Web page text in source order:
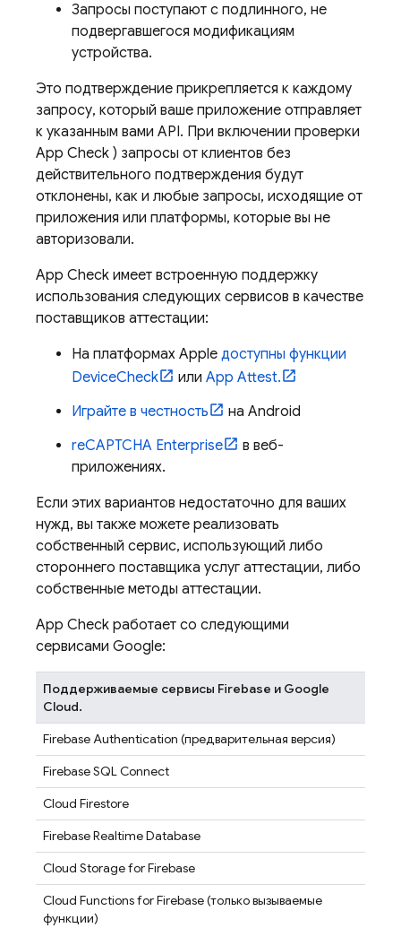
Запросы поступают с подлинного, не
подвергавшегося модификациям
устройства.
Это подтверждение прикрепляется к каждому
запросу, который ваше приложение отправляет
к указанным вами API. При включении проверки
App Check ) запросы от клиентов без
действительного подтверждения будут
отклонены, как и любые запросы, исходящие от
приложения или платформы, которые вы не
авторизовали.
App Check имеет встроенную поддержку
использования следующих сервисов в качестве
поставщиков аттестации:
На платформах Apple доступны функции
DeviceCheck
или App Attest.
Играйте в честность
на Android
reCAPTCHA Enterprise
в веб-
приложениях.
Если этих вариантов недостаточно для ваших
нужд, вы также можете реализовать
собственный сервис, использующий либо
стороннего поставщика услуг аттестации, либо
собственные методы аттестации.
App Check работает со следующими
сервисами Google:
Поддерживаемые сервисы Firebase и Google
Cloud.
Firebase Authentication (предварительная версия)
Firebase SQL Connect
Cloud Firestore
Firebase Realtime Database
Cloud Storage for Firebase
Cloud Functions for Firebase(только вызываемые
функции)